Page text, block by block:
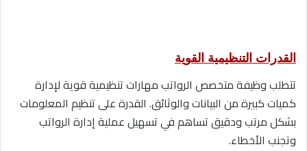
القدرات التنظيمية القوية
تتطلب وظيفة متخصص الرواتب مهارات تنظيمية قوية لإدارة
كميات كبيرة من البيانات والوثائق. القدرة على تنظيم المعلومات
بشكل مرتب ودقيق تساهم في تسهيل عملية إدارة الرواتب
وتجنب الأخطاء.